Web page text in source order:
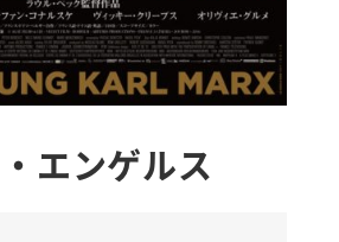
エンゲルス